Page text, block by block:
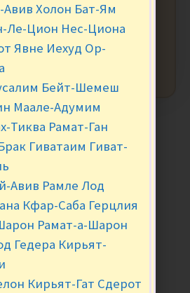
уп.
Авив Холон Бат-Ям
Ле-Цион Нес-Циона
Явне Иехуд Ор-
Бейт-Шемеш
Маале-Адумим
Тиква Рамат-Ган
Гиватаим Гиват-
Авив Рамле Лод
Кфар-Саба Герцлия
Рамат-а-Шарон
Гедера Кирьят-
Кирьят-Гат Сдерот